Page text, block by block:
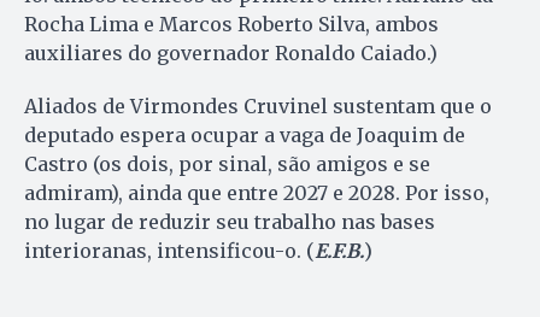
Rocha Lima e Marcos Roberto Silva, ambos
auxiliares do governador Ronaldo Caiado.)
Aliados de Virmondes Cruvinel sustentam que o
deputado espera ocupar a vaga de Joaquim de
Castro (os dois, por sinal, são amigos e se
admiram), ainda que entre 2027 e 2028. Por isso,
no lugar de reduzir seu trabalho nas bases
interioranas, intensificou-o. (E.F.B.)